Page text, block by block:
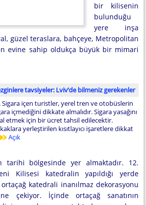
bir kilisenin
bulunduğu
yere inşa
güzel teraslara, bahçeye, Metropolitan
evine sahip oldukça büyük bir mimari
tavsiyeler: Lviv’de bilmeniz gerekenler
Sigara içen turistler, yerel tren ve otobüslerin
içmediğini dikkate almalıdır. Sigara yasağını
etmek için bir ücret tahsil edilecektir.
yerleştirilen kısıtlayıcı işaretlere dikkat
Açık
tarihi bölgesinde yer almaktadır. 12.
Kilisesi katedralin yapıldığı yerde
katedrali inanılmaz dekorasyonu
çekiyor. İçinde ortaçağ sanatının